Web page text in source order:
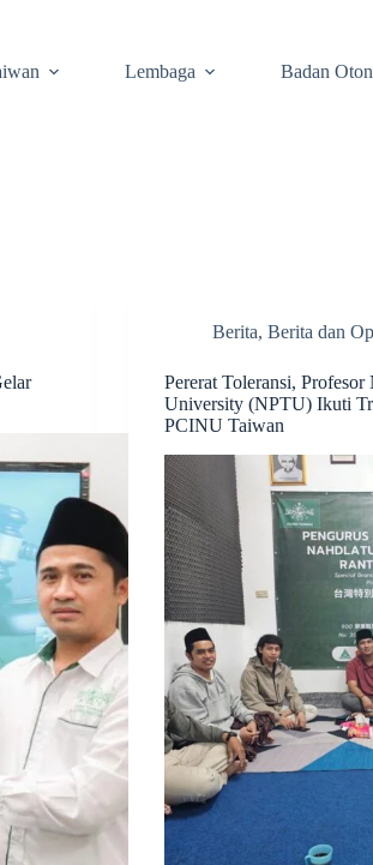
Lembaga Badan
Berita,Berita dan
Pererat Toleransi,
University (NPTU) Ikuti
PCINU Taiwan